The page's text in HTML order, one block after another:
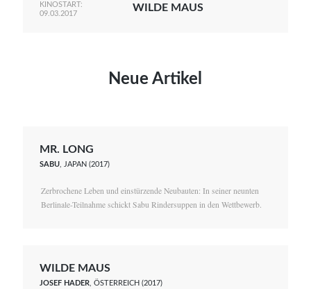
KINOSTART:
09.03.2017
WILDE MAUS
Neue Artikel
MR. LONG
SABU , JAPAN (2017)
Zerbrochene Leben und einstürzende Neubauten: In seiner neunten
Berlinale-Teilnahme schickt Sabu Rindersuppen in den Wettbewerb.
WILDE MAUS
JOSEF HADER, ÖSTERREICH (2017)